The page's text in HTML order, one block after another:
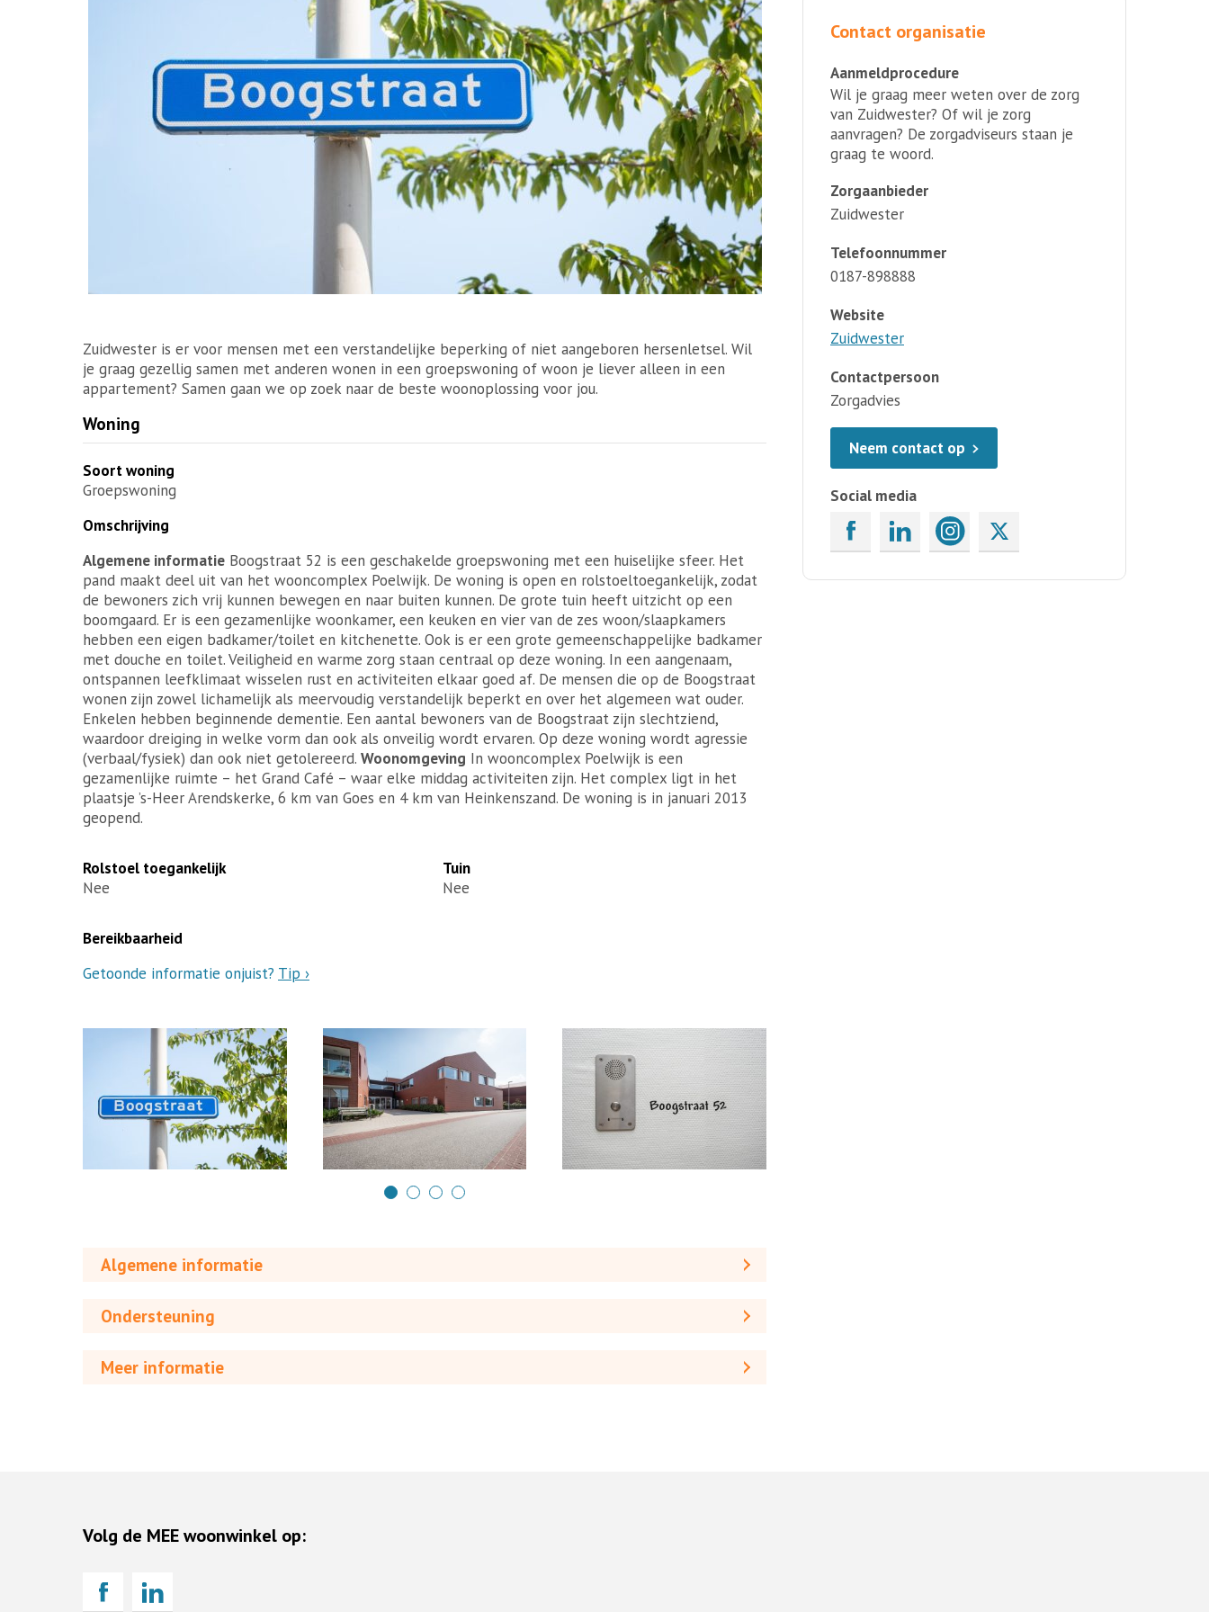
Zuidwester is er voor mensen met een verstandelijke beperking of niet aangeboren hersenletsel. Wil
je graag gezellig samen met anderen wonen in een groepswoning of woon je liever alleen in een
appartement? Samen gaan we op zoek naar de beste woonoplossing voor jou.
Woning
Soort woning
Groepswoning
Omschrijving
Algemene informatie Boogstraat 52 is een geschakelde groepswoning met een huiselijke sfeer. Het
pand maakt deel uit van het wooncomplex Poelwijk. De woning is open en rolstoeltoegankelijk, zodat
de bewoners zich vrij kunnen bewegen en naar buiten kunnen. De grote tuin heeft uitzicht op een
boomgaard. Er is een gezamenlijke woonkamer, een keuken en vier van de zes woon/slaapkamers
hebben een eigen badkamer/toilet en kitchenette. Ook is er een grote gemeenschappelijke badkamer
met douche en toilet. Veiligheid en warme zorg staan centraal op deze woning. In een aangenaam,
ontspannen leefklimaat wisselen rust en activiteiten elkaar goed af. De mensen die op de Boogstraat
wonen zijn zowel lichamelijk als meervoudig verstandelijk beperkt en over het algemeen wat ouder.
Enkelen hebben beginnende dementie. Een aantal bewoners van de Boogstraat zijn slechtziend,
waardoor dreiging in welke vorm dan ook als onveilig wordt ervaren. Op deze woning wordt agressie
(verbaal/fysiek) dan ook niet getolereerd. Woonomgeving In wooncomplex Poelwijk is een
gezamenlijke ruimte – het Grand Café – waar elke middag activiteiten zijn. Het complex ligt in het
plaatsje ’s-Heer Arendskerke, 6 km van Goes en 4 km van Heinkenszand. De woning is in januari 2013
geopend.
Rolstoel toegankelijk
Nee
Tuin
Nee
Bereikbaarheid
Getoonde informatie onjuist? Tip ›
Algemene informatie
Ondersteuning
Meer informatie
Contact organisatie
Aanmeldprocedure
Wil je graag meer weten over de zorg
van Zuidwester? Of wil je zorg
aanvragen? De zorgadviseurs staan je
graag te woord.
Zorgaanbieder
Zuidwester
Telefoonnummer
0187-898888
Website
Zuidwester
Contactpersoon
Zorgadvies
Neem contact op
Social media
Volg de MEE woonwinkel op: